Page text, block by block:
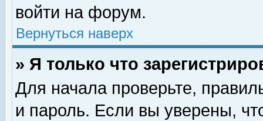
войти на форум.
Вернуться наверх
» Я только что
Для начала проверьте,
и пароль. Если вы уверены,